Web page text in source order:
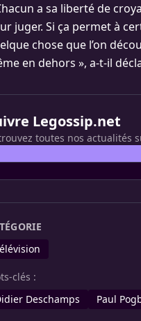
a sa liberté de
juger. Si ça permet à
chose que l’on
en dehors », a-t-il
Legossip.net
toutes nos actualités
clés :
Deschamps
Paul